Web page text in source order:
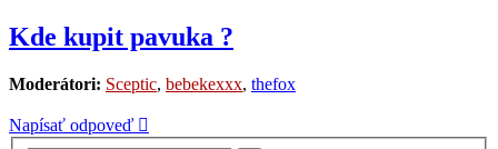
Kde kupit pavuka ?
Moderátori: Sceptic, bebekexxx, thefox
Napísať odpoveď